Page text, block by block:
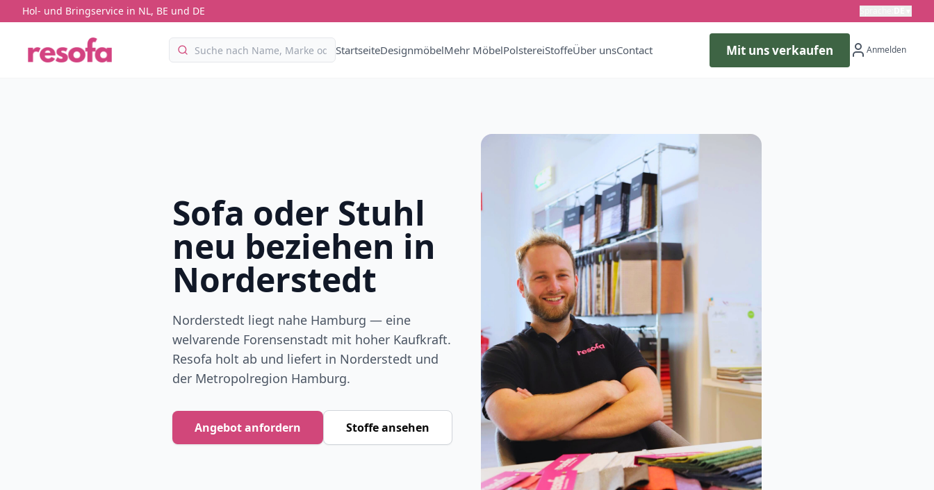
Hol- und Bringservice in NL, BE und DE
StartseiteDesignmöbelMehr MöbelPolstereiStoffeÜber unsContact Mit uns verkaufen Anmelden
Sofa oder Stuhl
neu beziehen in
Norderstedt
Norderstedt liegt nahe Hamburg — eine
welvarende Forensenstadt mit hoher Kaufkraft.
Resofa holt ab und liefert in Norderstedt und
der Metropolregion Hamburg.
Angebot anfordern Stoffe ansehen